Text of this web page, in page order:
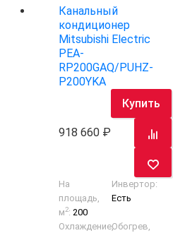
Канальный
кондиционер
Mitsubishi Electric
PEA-
RP200GAQ/PUHZ-
P200YKA
918 660
Купить
На
площадь,
м2: 200
Инвертор:
Есть
Охлаждение,Обогрев,